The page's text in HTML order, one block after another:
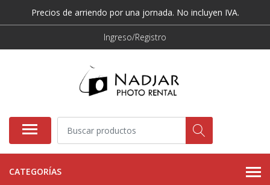
Precios de arriendo por una jornada. No incluyen IVA.
Ingreso/Registro
CATEGORÍAS